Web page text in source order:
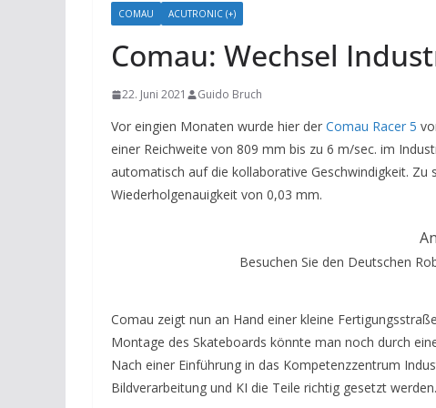
COMAU ACUTRONIC (+)
Comau: Wechsel
22. Juni 2021 Guido Bruch
Vor eingien Monaten wurde hier der Comau Racer 5
einer Reichweite von 809 mm bis zu 6 m/sec. im
automatisch auf die kollaborative Geschwindigkeit. Zu
Wiederholgenauigkeit von 0,03 mm.
Besuchen Sie den Deutschen
Comau zeigt nun an Hand einer kleine
Montage des Skateboards könnte man noch durch
Nach einer Einführung in das Kompetenzzentrum
Bildverarbeitung und KI die Teile richtig gesetzt werden.